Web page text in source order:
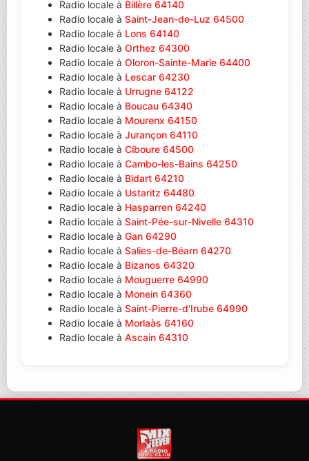
Radio locale à Billère 64140
Radio locale à Saint-Jean-de-Luz 64500
Radio locale à Lons 64140
Radio locale à Orthez 64300
Radio locale à Oloron-Sainte-Marie 64400
Radio locale à Lescar 64230
Radio locale à Urrugne 64122
Radio locale à Boucau 64340
Radio locale à Mourenx 64150
Radio locale à Jurançon 64110
Radio locale à Ciboure 64500
Radio locale à Cambo-les-Bains 64250
Radio locale à Bidart 64210
Radio locale à Ustaritz 64480
Radio locale à Hasparren 64240
Radio locale à Saint-Pée-sur-Nivelle 64310
Radio locale à Gan 64290
Radio locale à Salies-de-Béarn 64270
Radio locale à Bizanos 64320
Radio locale à Mouguerre 64990
Radio locale à Monein 64360
Radio locale à Saint-Pierre-d'Irube 64990
Radio locale à Morlaàs 64160
Radio locale à Ascain 64310